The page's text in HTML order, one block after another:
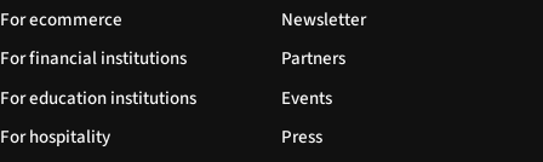
For ecommerce
For financial institutions
For education institutions
For hospitality
Newsletter
Partners
Events
Press